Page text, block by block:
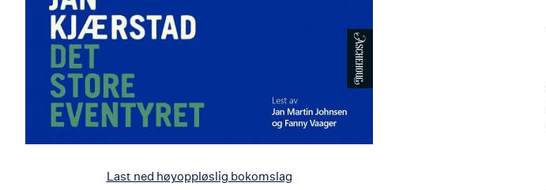
Last ned høyoppløslig bokomslag